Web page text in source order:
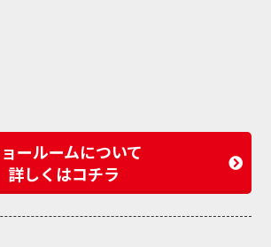
ールームについて
詳しくはコチラ